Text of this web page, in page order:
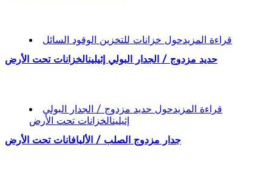
قراءة المزيدحول خزانات للتخزين الوقود السائل
حديد مزدوج / الجدار البولي إثيلينالخزانات تحت الأرض
قراءة المزيدحول حديد مزدوج / الجدار البولي
إثيلينالخزانات تحت الأرض
جدار مزدوج الصلب / الأليافانات تحت الأرض